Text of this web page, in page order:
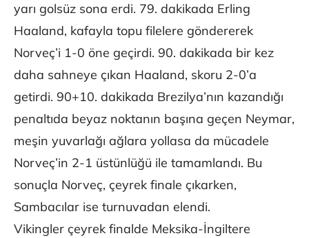
yarı golsüz sona erdi. 79. dakikada Erling
Haaland, kafayla topu filelere göndererek
Norveç’i 1-0 öne geçirdi. 90. dakikada bir kez
daha sahneye çıkan Haaland, skoru 2-0’a
getirdi. 90+10. dakikada Brezilya’nın kazandığı
penaltıda beyaz noktanın başına geçen Neymar,
meşin yuvarlağı ağlara yollasa da mücadele
Norveç’in 2-1 üstünlüğü ile tamamlandı. Bu
sonuçla Norveç, çeyrek finale çıkarken,
Sambacılar ise turnuvadan elendi.
Vikingler çeyrek finalde Meksika-İngiltere